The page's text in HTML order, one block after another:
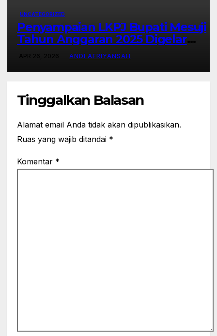
UNCATEGORIZED
Penyampaian LKPJ Bupati Mesuji
Tahun Anggaran 2025 Digelar
dalam Rapat Paripurna DPRD
ANDI AFRIYANSAH
Tinggalkan Balasan
Alamat email Anda tidak akan dipublikasikan.
Ruas yang wajib ditandai *
Komentar *